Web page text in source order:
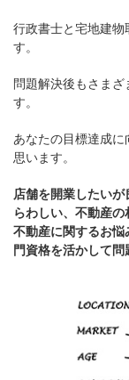
行政書士と宅地建物
す。
問題解決後もさま
す。
あなたの目標達成
思います。
店舗を開業したい
らわしい、不動産の
不動産に関するお
門資格を活かして問